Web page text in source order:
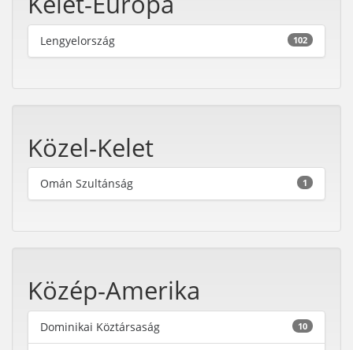
102
Lengyelország
Közel-Kelet
1
Omán Szultánság
Közép-Amerika
10
Dominikai Köztársaság